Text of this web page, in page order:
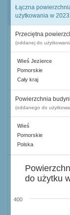
Łączna
użytkowania w 2023
Przeciętna
(oddanej do
Wieś Jezierce
Pomorskie
Cały kraj
Powierzchnia
(oddanego do
Wieś
Pomorskie
Polska
400
do użytku